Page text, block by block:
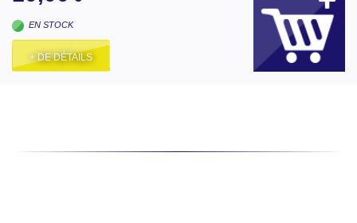
EN STOCK
+ DE DÉTAILS